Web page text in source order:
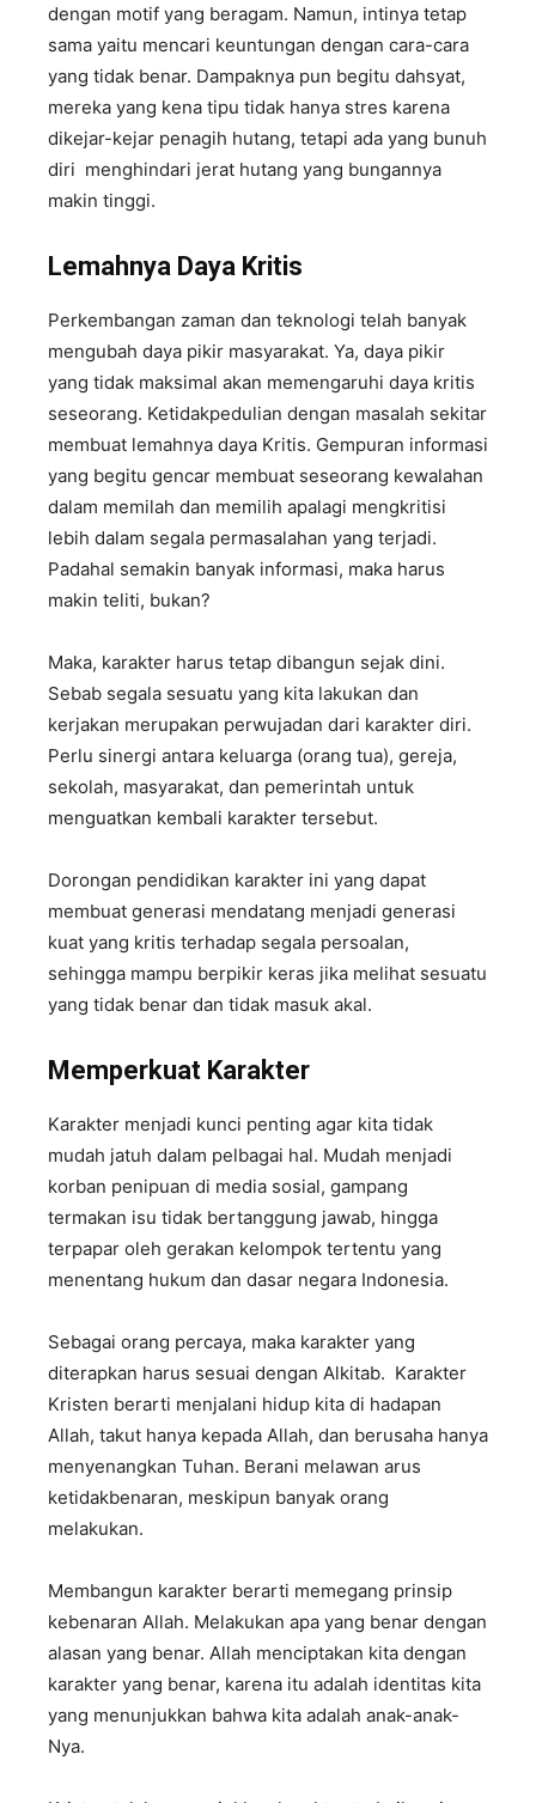
dengan motif yang beragam. Namun, intinya tetap
sama yaitu mencari keuntungan dengan cara-cara
yang tidak benar. Dampaknya pun begitu dahsyat,
mereka yang kena tipu tidak hanya stres karena
dikejar-kejar penagih hutang, tetapi ada yang bunuh
diri menghindari jerat hutang yang bungannya
makin tinggi.
Lemahnya Daya Kritis
Perkembangan zaman dan teknologi telah banyak
mengubah daya pikir masyarakat. Ya, daya pikir
yang tidak maksimal akan memengaruhi daya kritis
seseorang. Ketidakpedulian dengan masalah sekitar
membuat lemahnya daya Kritis. Gempuran informasi
yang begitu gencar membuat seseorang kewalahan
dalam memilah dan memilih apalagi mengkritisi
lebih dalam segala permasalahan yang terjadi.
Padahal semakin banyak informasi, maka harus
makin teliti, bukan?
Maka, karakter harus tetap dibangun sejak dini.
Sebab segala sesuatu yang kita lakukan dan
kerjakan merupakan perwujadan dari karakter diri.
Perlu sinergi antara keluarga (orang tua), gereja,
sekolah, masyarakat, dan pemerintah untuk
menguatkan kembali karakter tersebut.
Dorongan pendidikan karakter ini yang dapat
membuat generasi mendatang menjadi generasi
kuat yang kritis terhadap segala persoalan,
sehingga mampu berpikir keras jika melihat sesuatu
yang tidak benar dan tidak masuk akal.
Memperkuat Karakter
Karakter menjadi kunci penting agar kita tidak
mudah jatuh dalam pelbagai hal. Mudah menjadi
korban penipuan di media sosial, gampang
termakan isu tidak bertanggung jawab, hingga
terpapar oleh gerakan kelompok tertentu yang
menentang hukum dan dasar negara Indonesia.
Sebagai orang percaya, maka karakter yang
diterapkan harus sesuai dengan Alkitab. Karakter
Kristen berarti menjalani hidup kita di hadapan
Allah, takut hanya kepada Allah, dan berusaha hanya
menyenangkan Tuhan. Berani melawan arus
ketidakbenaran, meskipun banyak orang
melakukan.
Membangun karakter berarti memegang prinsip
kebenaran Allah. Melakukan apa yang benar dengan
alasan yang benar. Allah menciptakan kita dengan
karakter yang benar, karena itu adalah identitas kita
yang menunjukkan bahwa kita adalah anak-anak-
Nya.